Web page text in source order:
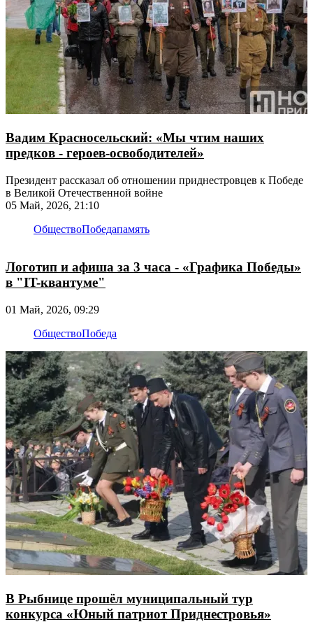
Вадим Красносельский: «Мы чтим наших
предков - героев-освободителей»
Президент рассказал об отношении приднестровцев к Победе
в Великой Отечественной войне
05 Май, 2026, 21:10
ОбществоПобедапамять
Логотип и афиша за 3 часа - «Графика Победы»
в "IT-квантуме"
01 Май, 2026, 09:29
ОбществоПобеда
В Рыбнице прошёл муниципальный тур
конкурса «Юный патриот Приднестровья»